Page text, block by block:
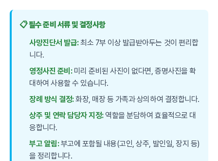
📋 필수 준비 서류 및 결정사항
사망진단서 발급:최소 7부 이상 발급받아두는 것이 편리합
니다.
영정사진 준비:미리 준비된 사진이 없다면, 증명사진을 확
대하여 사용할 수 있습니다.
장례 방식 결정:화장, 매장 등 가족과 상의하여 결정합니다.
상주 및 연락 담당자 지정:역할을 분담하여 효율적으로 대
응합니다.
부고 알림:부고에 포함될 내용(고인, 상주, 발인일, 장지 등)
을 정리합니다.